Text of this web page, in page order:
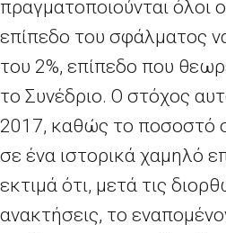
πραγματοποιούνται όλοι
επίπεδο του σφάλματος
του 2%, επίπεδο που
το Συνέδριο. Ο στόχος
2017, καθώς το ποσοστό
σε ένα ιστορικά χαμηλό
εκτιμά ότι, μετά τις
ανακτήσεις, το